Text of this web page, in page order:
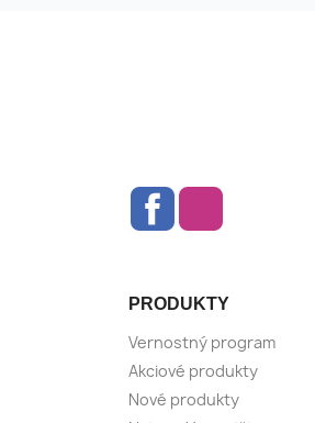
Facebook
PRODUKTY
Vernostný program
Akciové produkty
Nové produkty